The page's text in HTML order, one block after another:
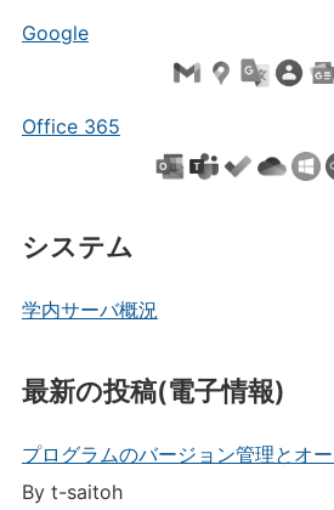
Google
Office 365
システム
学内サーバ概況
最新の投稿(電子情報)
プログラムのバージョン管理とオ
By t-saitoh